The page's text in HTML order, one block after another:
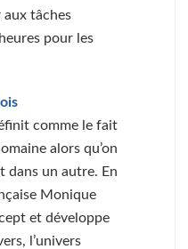
aux tâches
pour les
comme le fait
alors qu’on
dans un autre. En
Monique
et développe
l’univers